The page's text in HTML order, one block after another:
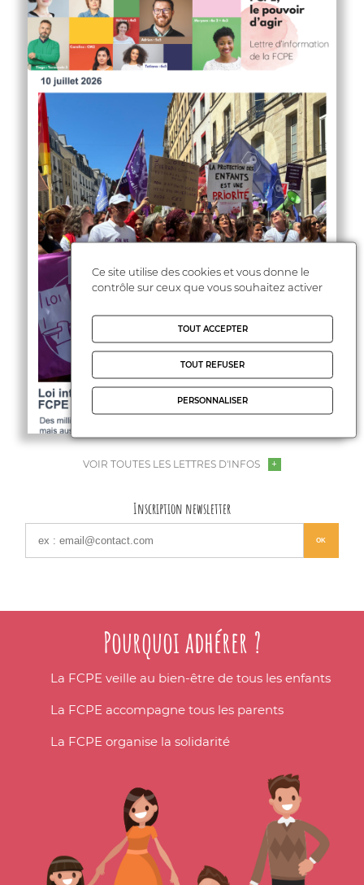
VOIR TOUTES LES LETTRES D'INFOS
Inscription newsletter
Pourquoi adhérer ?
La FCPE veille au bien-être de tous les enfants
La FCPE accompagne tous les parents
La FCPE organise la solidarité
Ce site utilise des cookies et vous donne le
contrôle sur ceux que vous souhaitez activer
TOUT ACCEPTER
TOUT REFUSER
PERSONNALISER